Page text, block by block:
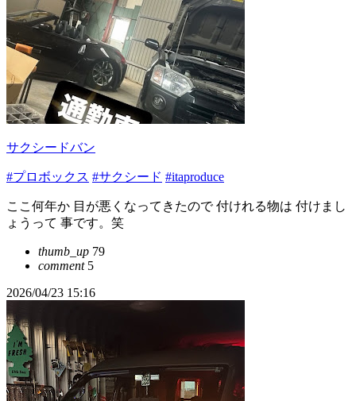
サクシードバン
#プロボックス #サクシード #itaproduce
ここ何年か 目が悪くなってきたので 付けれる物は 付けまし
ょうって 事です。笑
thumb_up 79
comment5
2026/04/23 15:16